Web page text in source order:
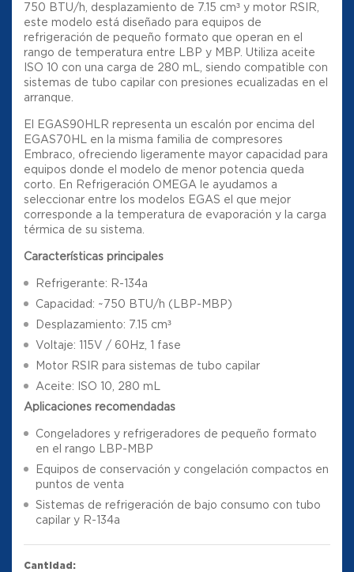
750 BTU/h, desplazamiento de 7.15 cm³ y motor RSIR,
este modelo está diseñado para equipos de
refrigeración de pequeño formato que operan en el
rango de temperatura entre LBP y MBP. Utiliza aceite
ISO 10 con una carga de 280 mL, siendo compatible con
sistemas de tubo capilar con presiones ecualizadas en el
arranque.
El EGAS90HLR representa un escalón por encima del
EGAS70HL en la misma familia de compresores
Embraco, ofreciendo ligeramente mayor capacidad para
equipos donde el modelo de menor potencia queda
corto. En Refrigeración OMEGA le ayudamos a
seleccionar entre los modelos EGAS el que mejor
corresponde a la temperatura de evaporación y la carga
térmica de su sistema.
Características principales
Refrigerante: R-134a
Capacidad: ~750 BTU/h (LBP-MBP)
Desplazamiento: 7.15 cm³
Voltaje: 115V / 60Hz, 1 fase
Motor RSIR para sistemas de tubo capilar
Aceite: ISO 10, 280 mL
Aplicaciones recomendadas
Congeladores y refrigeradores de pequeño formato
en el rango LBP-MBP
Equipos de conservación y congelación compactos en
puntos de venta
Sistemas de refrigeración de bajo consumo con tubo
capilar y R-134a
Cantidad: